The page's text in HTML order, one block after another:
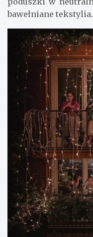
bawełniane tekstylia.